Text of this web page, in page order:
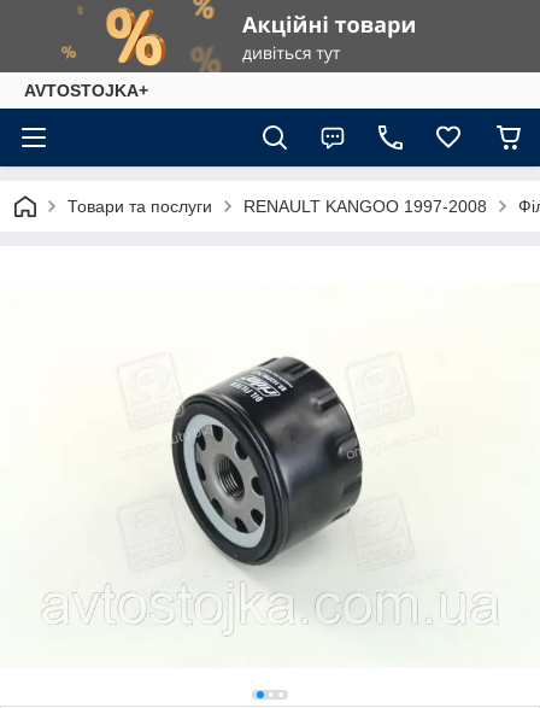
AVTOSTOJKA+
Товари та послуги RENAULT KANGOO 1997-2008